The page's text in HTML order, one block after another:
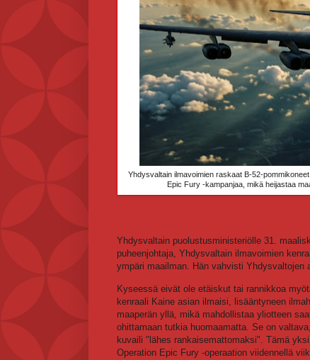
Yhdysvaltain ilmavoimien raskaat B-52-
Epic Fury -kampanjaa, mikä heijastaa
Yhdysvaltain puolustusministeriölle 31.
puheenjohtaja, Yhdysvaltain ilmavoimien
ympäri maailman. Hän vahvisti Yhdysvaltojen
Kyseessä eivät ole etäiskut tai rannikkoa
kenraali Kaine asian ilmaisi, lisääntyneen
maaperän yllä, mikä mahdollistaa yliotteen
ohittamaan tutkia huomaamatta. Se on
kuvaili "lähes rankaisemattomaksi". Tämä
Operation Epic Fury -operaation viidennellä